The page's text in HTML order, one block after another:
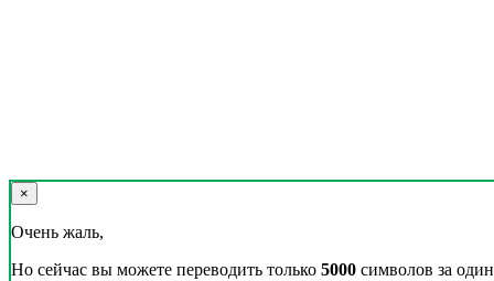
×
Очень жаль,
Но сейчас вы можете переводить только 5000 символов за один